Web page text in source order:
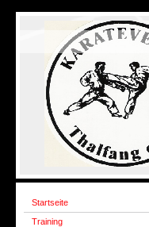
Startseite
Training